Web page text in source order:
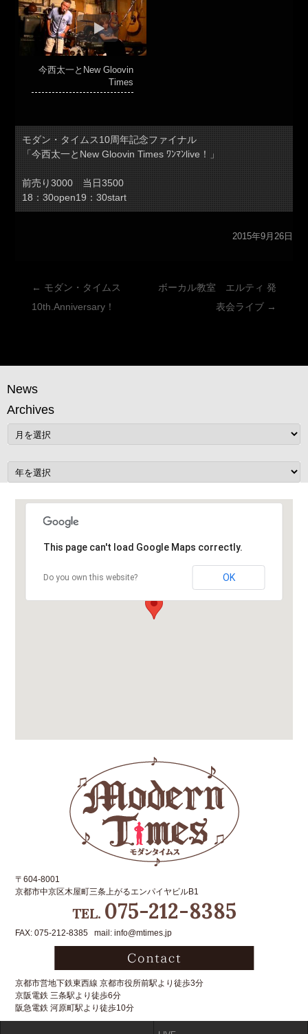
今西太一とNew Gloovin
Times
モダン・タイムス10周年記念ファイナル
「今西太一とNew Gloovin Times ﾜﾝﾏﾝlive！」
前売り3000 当日3500
18：30open19：30start
2015年9月26日
投
稿
ゲ
ー
シ
ョ
ン
← モダン・タイムス
10th.Anniversary！
ボーカル教室 エルティ 発
表会ライブ →
News
Archives
This page can't load Google Maps correctly.
Do you own this website? OK
〒604-8001
京都市中京区木屋町三条上がるエンパイヤビルB1
TEL. 075-212-8385
FAX: 075-212-8385 mail: info@mtimes.jp
京都市営地下鉄東西線 京都市役所前駅より徒歩3分
京阪電鉄 三条駅より徒歩6分
阪急電鉄 河原町駅より徒歩10分